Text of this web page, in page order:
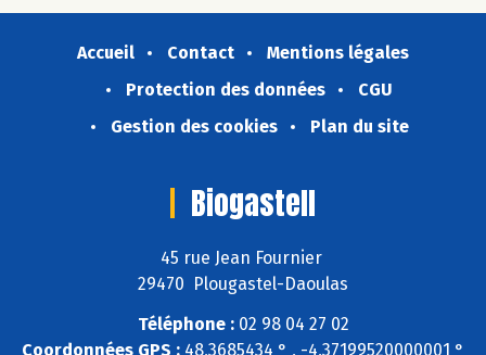
Accueil Contact
Mentions légales
Protection des données
CGU
Gestion des cookies
Plan du site
Biogastell
45 rue Jean Fournier
29470 Plougastel-Daoulas
Téléphone :02 98 04 27 02
Coordonnées GPS : 48,3685434 ° , -4,37199520000001 °